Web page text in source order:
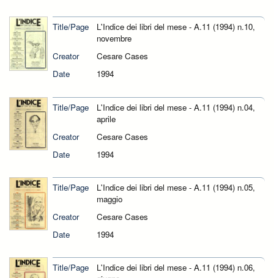
Title/Page
L'Indice dei libri del mese - A.11 (1994) n.10,
novembre
Creator
Cesare Cases
Date
1994
Title/Page
L'Indice dei libri del mese - A.11 (1994) n.04,
aprile
Creator
Cesare Cases
Date
1994
Title/Page
L'Indice dei libri del mese - A.11 (1994) n.05,
maggio
Creator
Cesare Cases
Date
1994
Title/Page
L'Indice dei libri del mese - A.11 (1994) n.06,